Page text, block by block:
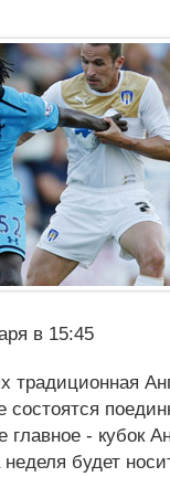
в 15:45
традиционная
состоятся
главное - кубок
будет